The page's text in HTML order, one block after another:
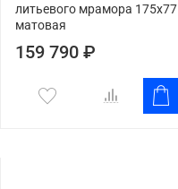
литьевого мрамора 175x77
матовая
159 790 ₽